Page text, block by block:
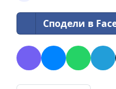
Сподели в